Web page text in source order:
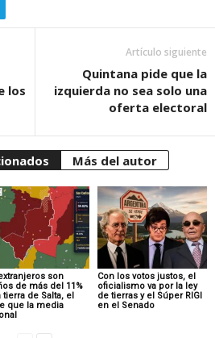
los
Artículo siguiente
Quintana pide que la
izquierda no sea solo una
oferta electoral
Más del autor
son
de más del 11%
tierra de Salta, el
que la media
Con los votos justos, el
oficialismo va por la ley
de tierras y el Súper RIGI
en el Senado